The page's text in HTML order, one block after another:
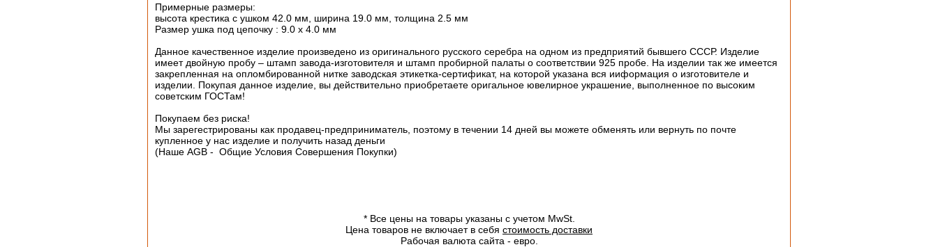
Примерные размеры:
высота крестика с ушком 42.0 мм, ширина 19.0 мм, толщина 2.5 мм
Размер ушка под цепочку : 9.0 х 4.0 мм
Данное качественное изделие произведено из оригинального русского серебра на одном из предприятий бывшего СССР. Изделие
имеет двойную пробу – штамп завода-изготовителя и штамп пробирной палаты о соответствии 925 пробе. На изделии так же имеется
закрепленная на опломбированной нитке заводская этикетка-сертификат, на которой указана вся ииформация о изготовителе и
изделии. Покупая данное изделие, вы действительно приобретаете оригальное ювелирное украшение, выполненное по высоким
советским ГОСТам!
Покупаем без риска!
Мы зарегестрированы как продавец-предприниматель, поэтому в течении 14 дней вы можете обменять или вернуть по почте
купленное у нас изделие и получить назад деньги
(Наше AGB - Общие Условия Совершения Покупки)
*Все цены на товары указаны с учетом MwSt.
Цена товаров не включает в себя стоимость доставки
Рабочая валюта сайта - евро.